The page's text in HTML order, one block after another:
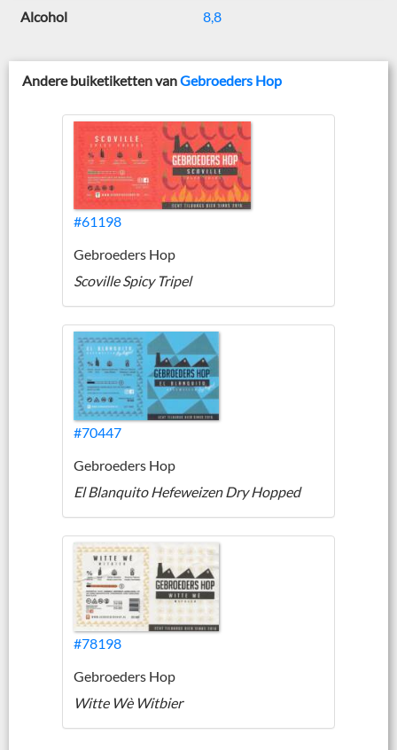
Alcohol 8,8
Andere buiketiketten vanGebroeders Hop
#61198
Gebroeders Hop
Scoville Spicy Tripel
#70447
Gebroeders Hop
El Blanquito Hefeweizen Dry Hopped
#78198
Gebroeders Hop
Witte Wè Witbier